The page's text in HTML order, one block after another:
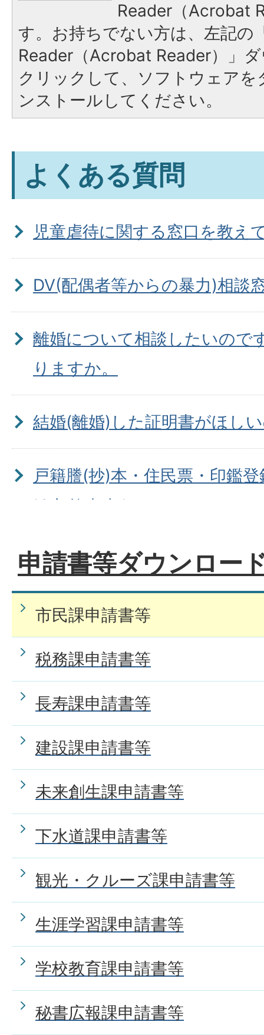
Reader（Acrobat
す。お持ちでない方は、左記の
Reader（Acrobat Reader）」
クリックして、ソフトウェア
ンストールしてください。
よくある質問
児童虐待に関する窓口を教え
DV(配偶者等からの暴力)相談
離婚について相談したいので
りますか。
結婚(離婚)した証明書がほし
戸籍謄(抄)本・住民票・印鑑
はありますか
独身であるという証明書が欲
パスポートを申請するにはど
か。
パスポートを紛失してしまい
パスポートの受取りは本人で
パスポートを申請してから何
ができますか。
住居表示に伴う住所変更の証
税金について
戸籍について
申請書等ダウンロー
市民課申請書等
税務課申請書等
長寿課申請書等
建設課申請書等
未来創生課申請書等
下水道課申請書等
観光・クルーズ課申請書等
生涯学習課申請書等
学校教育課申請書等
秘書広報課申請書等